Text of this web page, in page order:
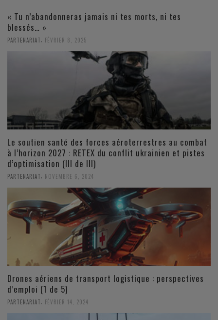
« Tu n’abandonneras jamais ni tes morts, ni tes
blessés… »
PARTENARIAT, FÉVRIER 8, 2025
Le soutien santé des forces aéroterrestres au combat
à l’horizon 2027 : RETEX du conflit ukrainien et pistes
d’optimisation (III de III)
PARTENARIAT NOVEMBRE 6, 2024
Drones aériens de transport logistique : perspectives
d’emploi (1 de 5)
PARTENARIAT FÉVRIER 14, 2024